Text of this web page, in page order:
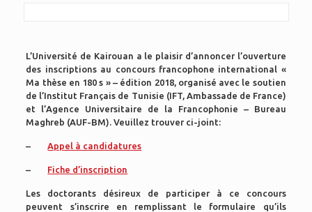
L’Université de Kairouan a le plaisir d’annoncer l’ouverture
des inscriptions au concours francophone international «
Ma thèse en 180 s » – édition 2018, organisé avec le soutien
de l’Institut Français de Tunisie (IFT, Ambassade de France)
et l’Agence Universitaire de la Francophonie – Bureau
Maghreb (AUF-BM). Veuillez trouver ci-joint:
–Appel à candidatures
– Fiche d’inscription
Les doctorants désireux de participer à ce concours
peuvent s’inscrire en remplissant le formulaire qu’ils